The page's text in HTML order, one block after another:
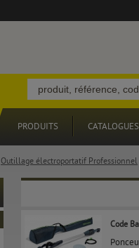
PRODUITS CATALOGUES
Outillage électroportatif Professionnel
Code